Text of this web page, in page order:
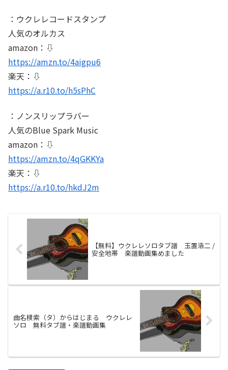
：ウクレレコードスタンプ
人気のオルカス
amazon：⇩
https://amzn.to/4aigpu6
楽天：⇩
https://a.r10.to/h5sPhC
：ノンスリップラバー
人気のBlue Spark Music
amazon：⇩
https://amzn.to/4qGKKYa
楽天：⇩
https://a.r10.to/hkdJ2m
【無料】ウクレレソロタブ譜 玉置浩二 /
安全地帯 楽譜動画集めました
曲名検索（タ）からはじまる ウクレレ
ソロ 無料タブ譜・楽譜動画集